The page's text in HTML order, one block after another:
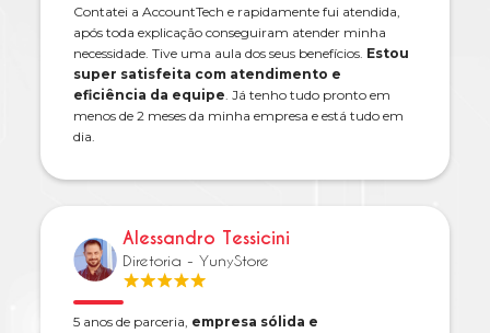
Contatei a AccountTech e rapidamente fui atendida,
após toda explicação conseguiram atender minha
necessidade. Tive uma aula dos seus benefícios. Estou
super satisfeita com atendimento e
eficiência da equipe. Já tenho tudo pronto em
menos de 2 meses da minha empresa e está tudo em
dia.
Alessandro Tessicini
Diretoria - YunyStore
5 anos de parceria, empresa sólida e